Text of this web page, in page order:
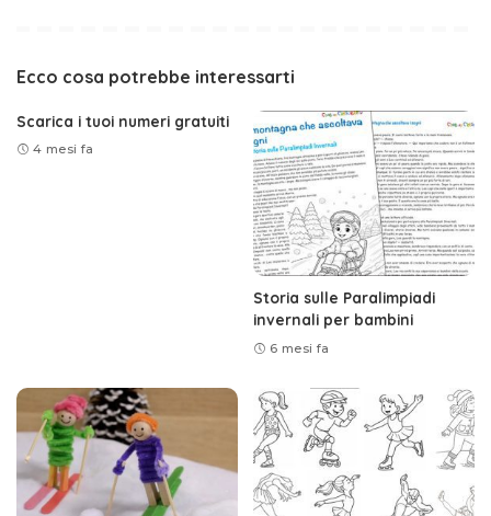
Ecco cosa potrebbe interessarti
Scarica i tuoi numeri gratuiti
4 mesi fa
Storia sulle Paralimpiadi
invernali per bambini
6 mesi fa